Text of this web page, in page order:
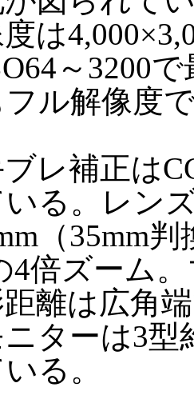
は
～3200
ル解像度
レ補正は
いる。レン
（35mm
4倍ズーム
離は広角
ターは3型
る。